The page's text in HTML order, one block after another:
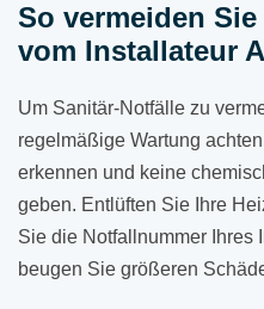
So vermeiden
vom Installateur
Um Sanitär-Notfälle zu
regelmäßige Wartung
erkennen und keine
geben. Entlüften Sie Ihre
Sie die Notfallnummer Ihres
beugen Sie größeren